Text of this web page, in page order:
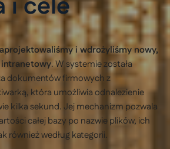
i cele
i wdrożyliśmy nowy,
. W systemie została
dokumentów firmowych z
która umożliwia odnalezienie
kilka sekund. Jej mechanizm pozwala
całej bazy po nazwie plików, ich
również według kategorii.